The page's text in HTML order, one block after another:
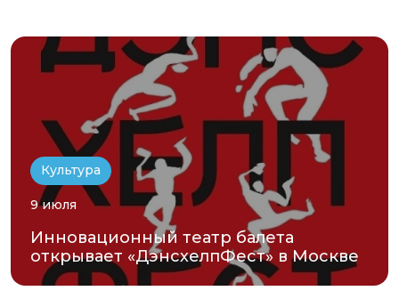
Культура
9 июля
Инновационный театр балета
открывает «ДэнсхелпФест» в Москве